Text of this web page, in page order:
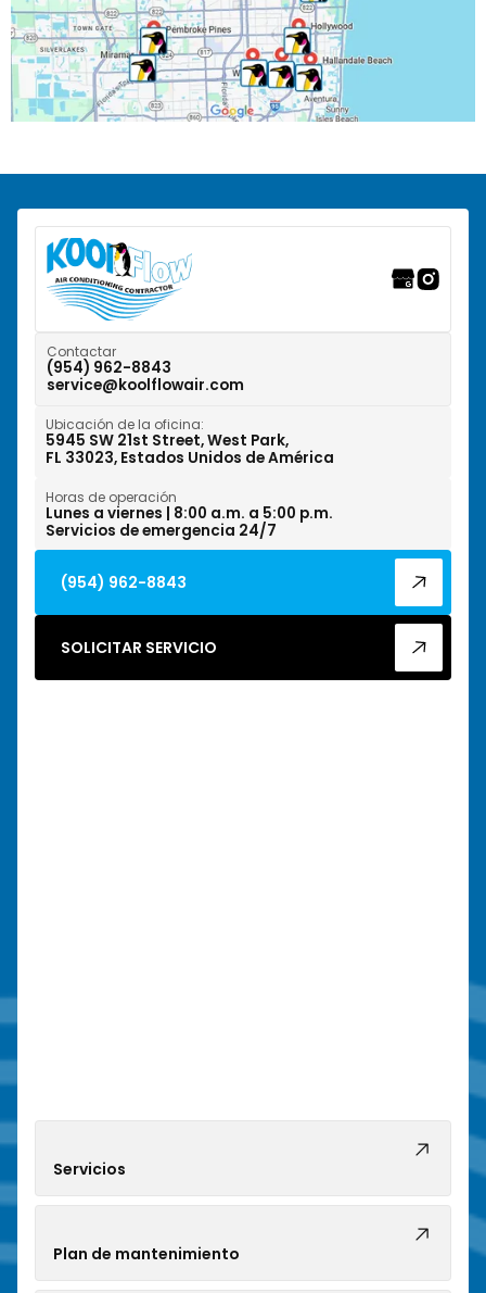
Pembroke Park, FL
Pembroke Pines, FL
Riverwalk Fort Lauderdale, FL
Tamarac, FL
Weston, FL
West Park, FL
Wilton Manors, FL
Contactar
(954) 962-8843
service@koolflowair.com
Ubicación de la oficina:
5945 SW 21st Street, West Park,
FL 33023, Estados Unidos de América
Horas de operación
Lunes a viernes | 8:00 a.m. a 5:00 p.m.
Servicios de emergencia 24/7
(954) 962-8843
SOLICITAR SERVICIO
Servicios
Plan de mantenimiento